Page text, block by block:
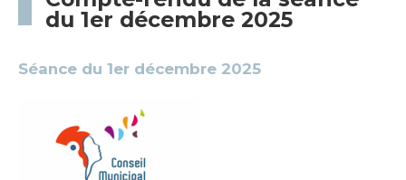
du 1er décembre 2025
Séance du 1er décembre 2025